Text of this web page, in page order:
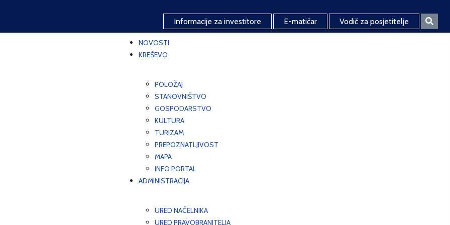
Informacije za investitore E-matičar Vodič za posjetitelje
NOVOSTI
KREŠEVO
POLOŽAJ
STANOVNIŠTVO
GOSPODARSTVO
KULTURA
TURIZAM
PREPOZNATLJIVOST
MAPA
INFO PORTAL
ADMINISTRACIJA
URED NAČELNIKA
URED PRAVOBRANITELJA